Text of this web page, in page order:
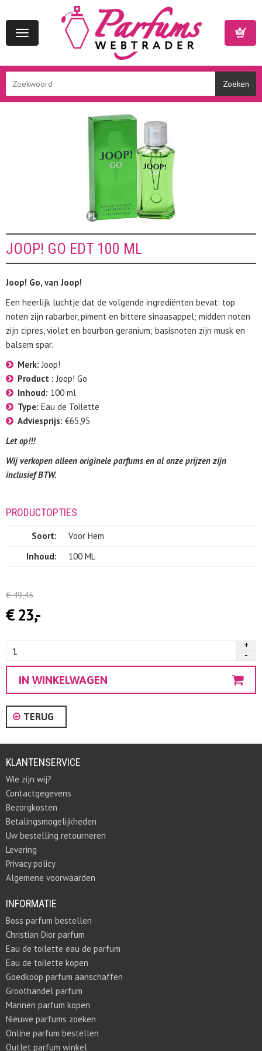
Toggle
navigation
JOOP! GO EDT 100 ML
Joop! Go, van Joop!
Een heerlijk luchtje dat de volgende ingrediënten bevat: top
noten zijn rabarber, piment en bittere sinaasappel; midden noten
zijn cipres, violet en bourbon geranium; basisnoten zijn musk en
balsem spar.
Merk:Joop!
Product :Joop! Go
Inhoud: 100 ml
Type: Eau de Toilette
Adviesprijs: €65,95
Let op!!!
Wij verkopen alleen originele parfums en al onze prijzen zijn
inclusief BTW.
PRODUCTOPTIES
Soort:
Voor Hem
Inhoud:
100 ML
€49,45
€ 23,-
TERUG
KLANTENSERVICE
Wie zijn wij?
Contactgegevens
Bezorgkosten
Betalingsmogelijkheden
Uw bestelling retourneren
Levering
Privacy policy
Algemene voorwaarden
INFORMATIE
Boss parfum bestellen
Christian Dior parfum
Eau de toilette eau de parfum
Eau de toilette kopen
Goedkoop parfum aanschaffen
Groothandel parfum
Mannen parfum kopen
Nieuwe parfums zoeken
Online parfum bestellen
Outlet parfum winkel